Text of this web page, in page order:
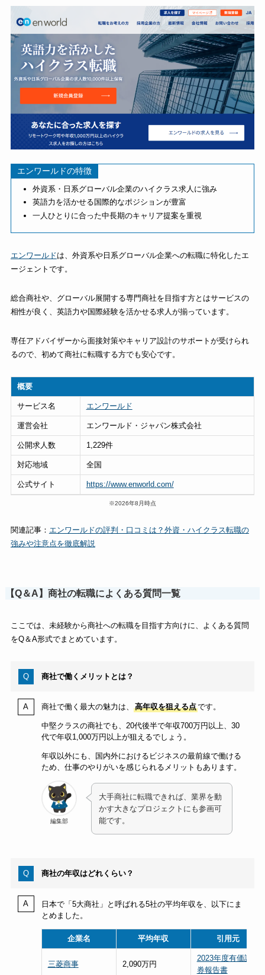
エンワールドの特徴
外資系・日系グローバル企業のハイクラス求人に強み
英語力を活かせる国際的なポジションが豊富
一人ひとりに合った中長期のキャリア提案を重視
エンワールドは、外資系や日系グローバル企業への転職に特化したエ
ージェントです。
総合商社や、グローバル展開する専門商社を目指す方とはサービスの
相性が良く、英語力や国際経験を活かせる求人が揃っています。
専任アドバイザーから面接対策やキャリア設計のサポートが受けられ
るので、初めて商社に転職する方でも安心です。
概要
サービス名 エンワールド
運営会社 エンワールド・ジャパン株式会社
公開求人数 1,229件
対応地域 全国
公式サイト https://www.enworld.com/
※2026年8月時点
関連記事： エンワールドの評判・口コミは？外資・ハイクラス転職の
強みや注意点を徹底解説
【Q＆A】商社の転職によくある質問一覧
ここでは、未経験から商社への転職を目指す方向けに、よくある質問
をQ＆A形式でまとめています。
商社で働くメリットとは？
商社で働く最大の魅力は、 高年収を狙える点です。
中堅クラスの商社でも、20代後半で年収700万円以上、30
代で年収1,000万円以上が狙えるでしょう。
年収以外にも、国内外におけるビジネスの最前線で働ける
ため、仕事のやりがいを感じられるメリットもあります。
編集部
大手商社に転職できれば、業界を動
かす大きなプロジェクトにも参画可
能です。
商社の年収はどれくらい？
日本で「5大商社」と呼ばれる5社の平均年収を、以下にま
とめました。
企業名 平均年収 引用元
三菱商事 2,090万円
2023年度有価証
券報告書